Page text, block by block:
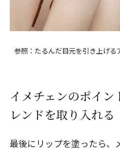
参照： たるんだ目元を引き上げる
イメチェンのポイン
レンドを取り入れる
最後にリップを塗ったら、